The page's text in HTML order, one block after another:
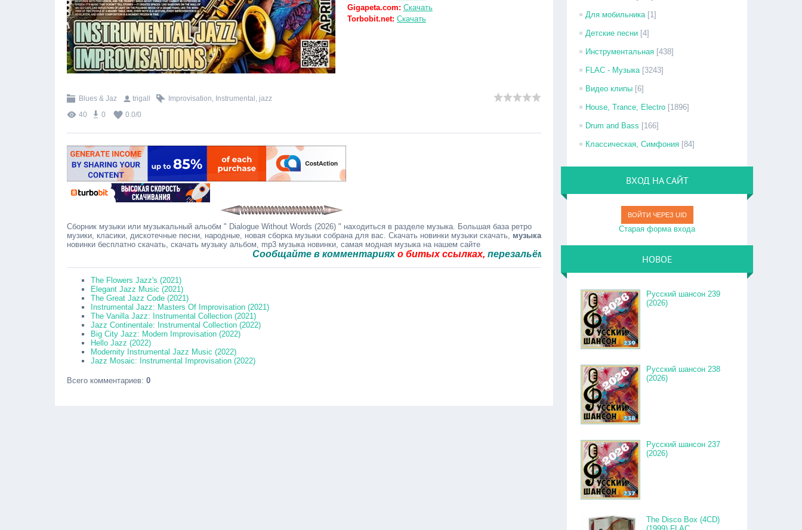
Gigapeta.com: Скачать
Torbobit.net: Скачать
Blues & Jaz trigall Improvisation, Instrumental , jazz
40
0 0.0/0
Сборник музыки или музыкальный альобм " Dialogue Without Words (2026) " находиться в разделе музыка. Большая база ретро
музики, класики, дискотечные песни, народные, новая сборка музыки собрана для вас. Скачать новинки музыки скачать, музыка
новинки бесплатно скачать, скачать музыку альбом, mp3 музыка новинки, самая модная музыка на нашем сайте
Сообщайте в комментарияхо битых ссылках,перезальём быстро.
The Flowers Jazz's (2021)
Elegant Jazz Music (2021)
The Great Jazz Code (2021)
Instrumental Jazz: Masters Of Improvisation (2021)
The Vanilla Jazz: Instrumental Collection (2021)
Jazz Continentale: Instrumental Collection (2022)
Big City Jazz: Modern Improvisation (2022)
Hello Jazz (2022)
Modernity Instrumental Jazz Music (2022)
Jazz Mosaic: Instrumental Improvisation (2022)
Всего комментариев: 0
Для мобильника [1]
Детские песни [4]
Инструментальная [438]
FLAC - Музыка [3243]
Видео клипы [6]
House, Trance, Electro [1896]
Drum and Bass [166]
Классическая, Симфония [84]
ВХОД НА САЙТ
ВОЙТИ ЧЕРЕЗ UID
Старая форма входа
НОВОЕ
Русский шансон 239
(2026)
Русский шансон 238
(2026)
Русский шансон 237
(2026)
The Disco Box (4CD)